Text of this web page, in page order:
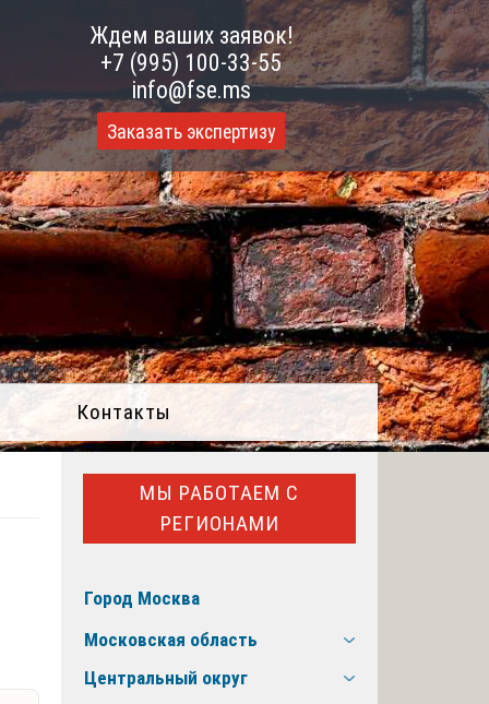
Ждем ваших заявок!
+7 (995) 100-33-55
info@fse.ms
Заказать экспертизу
Контакты
МЫ РАБОТАЕМ С
РЕГИОНАМИ
Город Москва
Московская область
Центральный округ